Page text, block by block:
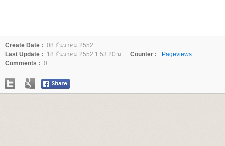
Create Date : 08 ธันวาคม 2552
Last Update :
18 ธันวาคม 2552 1:53:20 น. Counter :
Pageviews.
Comments : 0